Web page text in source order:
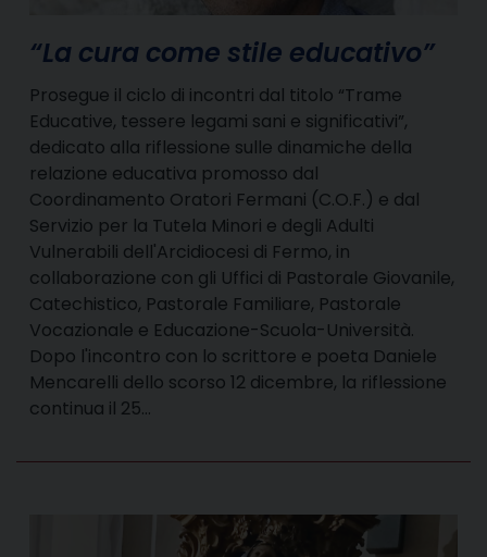
“La cura come stile educativo”
Prosegue il ciclo di incontri dal titolo “Trame
Educative, tessere legami sani e significativi”,
dedicato alla riflessione sulle dinamiche della
relazione educativa promosso dal
Coordinamento Oratori Fermani (C.O.F.) e dal
Servizio per la Tutela Minori e degli Adulti
Vulnerabili dell'Arcidiocesi di Fermo, in
collaborazione con gli Uffici di Pastorale Giovanile,
Catechistico, Pastorale Familiare, Pastorale
Vocazionale e Educazione-Scuola-Università.
Dopo l'incontro con lo scrittore e poeta Daniele
Mencarelli dello scorso 12 dicembre, la riflessione
continua il 25…